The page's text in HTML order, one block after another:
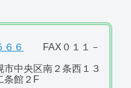
６６
FAX０１１－
中央区南２条西１３
条館２F